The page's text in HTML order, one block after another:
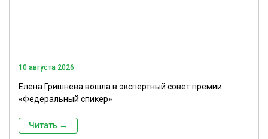
10 августа 2026
Елена Гришнева вошла в экспертный совет премии
«Федеральный спикер»
Читать →